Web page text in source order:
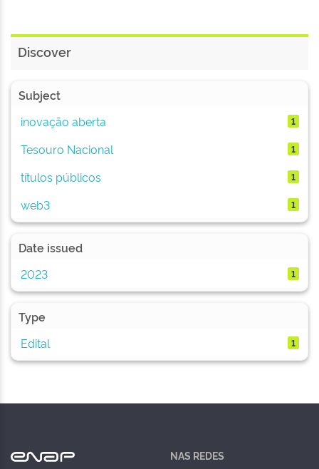
Discover
Subject
inovação aberta
1
Tesouro Nacional 1
títulos públicos 1
web3 1
Date issued
2023
1
Type
Edital
1
NAS REDES